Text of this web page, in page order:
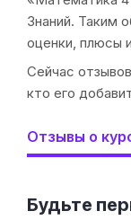
Знаний. Таким
оценки, плюсы
Сейчас
кто его
Отзывы о
Будьте